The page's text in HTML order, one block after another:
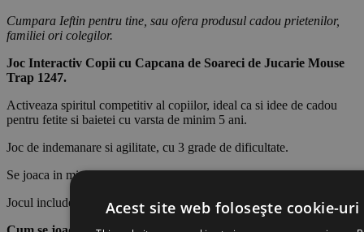
Cumpara Ieftin pentru tine, sau ofera produsul cadou prietenilor,
familiei ori colegilor.
Joc Interactiv Copii cu Capcana de Soareci de Jucarie Mouse
Trap 1247.
Activeaza spiritul competitiv al copiilor, ideal ca si idee de cadou
pentru fetite si baietei cu varsta de minim 5 ani.
Joc de indemanare si agilitate, cu 3 grade de dificultate.
Se joaca in minim doi jucatori.
Jocul include cartonase triunghiulare in forma de felii de branza.
Acest site web folosește cookie-uri